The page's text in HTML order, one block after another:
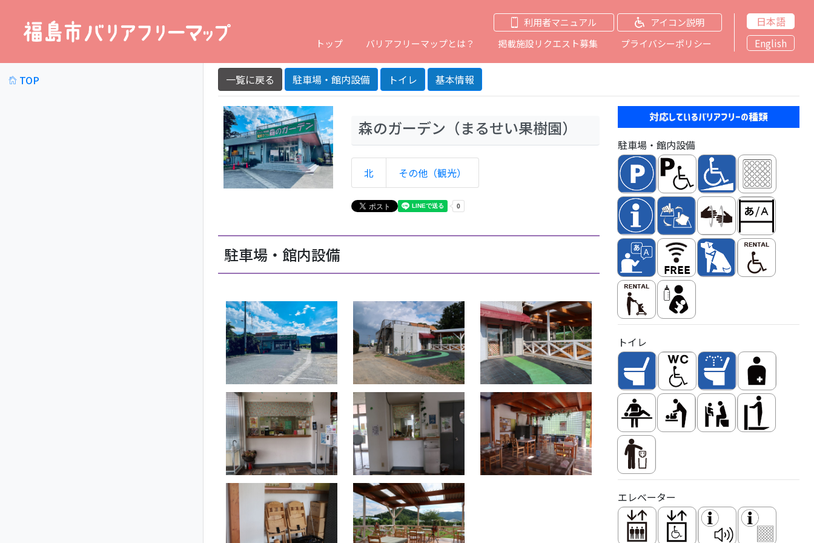
利用者マニュアル
アイコン説明
トップ
バリアフリーマップとは？ 掲載施設リクエスト募集 プライバシーポリシー
日本語
English
TOP 詳細
一覧に戻る 駐車場・館内設備 トイレ 基本情報
森のガーデン（まるせい果樹園）
北 その他（観光）
駐車場・館内設備
対応しているバリアフリーの種類
駐車場・館内設備
トイレ
エレベーター